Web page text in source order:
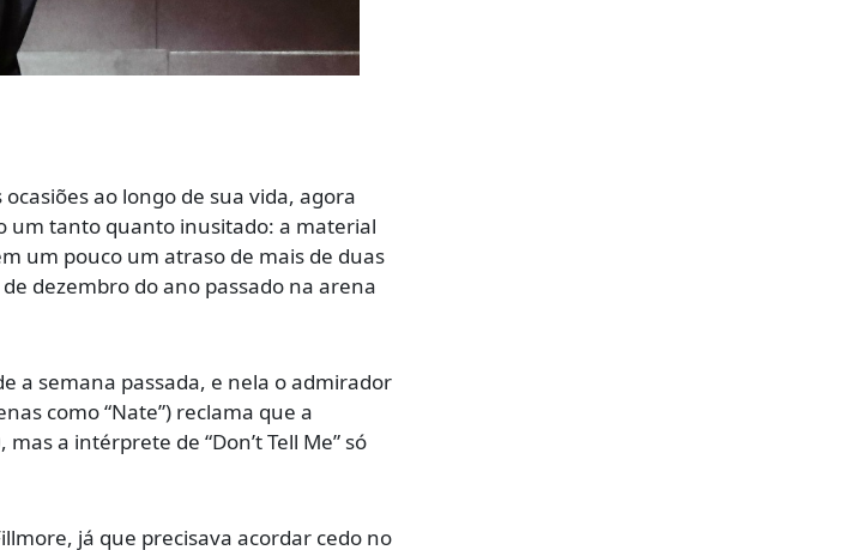
ao longo de sua vida, agora
um tanto quanto inusitado: a material
um pouco um atraso de mais de duas
dezembro do ano passado na arena
a semana passada, e nela o admirador
como “Nate”) reclama que a
a intérprete de “Don’t Tell Me” só
já que precisava acordar cedo no